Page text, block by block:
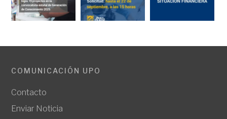
COMUNICACIÓN UPO
Contacto
Enviar Noticia